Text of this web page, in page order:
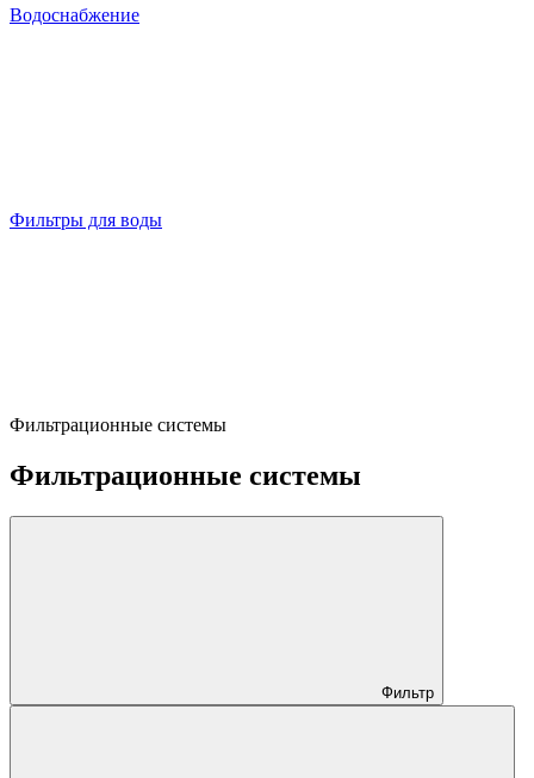
Водоснабжение
Фильтры для воды
Фильтрационные системы
Фильтрационные системы
Фильтр